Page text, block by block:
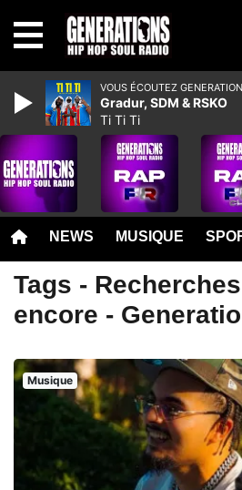
NEWS MUSIQUE
Tags -
encore -
Musique
VOUS ÉCOUTEZ
Gradur, SDM & RSKO
Ti Ti Ti